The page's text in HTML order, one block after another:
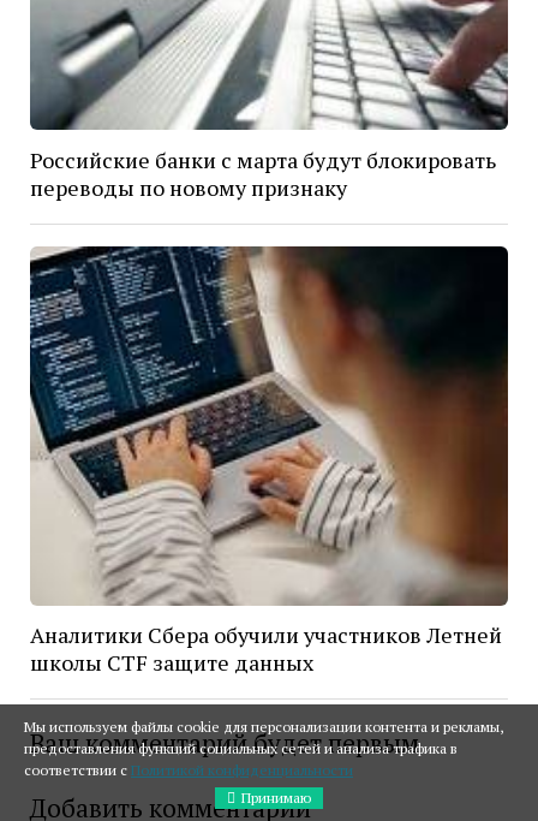
Российские банки с марта будут блокировать
переводы по новому признаку
Аналитики Сбера обучили участников Летней
школы CTF защите данных
Ваш комментарий будет первым
Добавить комментарий
Мы используем файлы cookie для персонализации контента и рекламы,
предоставления функций социальных сетей и анализа трафика в
соответствии с Политикой конфиденциальности
Принимаю